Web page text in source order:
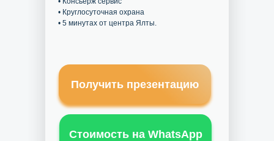
• Круглосуточная охрана
• 5 минутах от центра Ялты.
Получить презентацию
Стоимость на WhatsApp